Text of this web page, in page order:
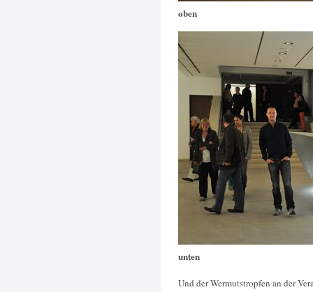
oben
unten
Und der Wermutstropfen an der